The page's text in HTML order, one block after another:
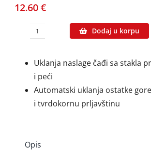
12.60€
Kamin
čistač
750
ml
количина
Dodaj u korpu
Uklanja naslage čađi sa stakla
i peći
Automatski uklanja ostatke
i tvrdokornu prljavštinu
Opis